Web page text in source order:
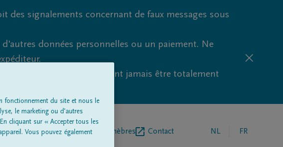
des signalements concernant de faux messages sous
données personnelles ou un paiement. Ne
et de fraude ne peuvent jamais être totalement
Entrepreneur de pompes funèbres Contact NL FR
fonctionnement du site et nous le
le marketing ou d'autres
cliquant sur « Accepter tous les
Vous pouvez également